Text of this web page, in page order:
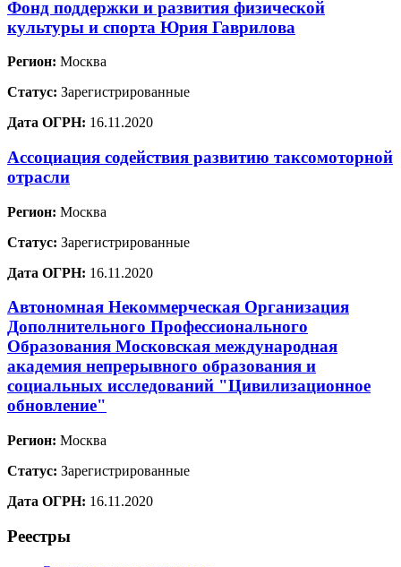
Фонд поддержки и развития физической
культуры и спорта Юрия Гаврилова
Регион: Москва
Статус: Зарегистрированные
Дата ОГРН: 16.11.2020
Ассоциация содействия развитию таксомоторной
отрасли
Регион: Москва
Статус: Зарегистрированные
Дата ОГРН: 16.11.2020
Автономная Некоммерческая Организация
Дополнительного Профессионального
Образования Московская международная
академия непрерывного образования и
социальных исследований "Цивилизационное
обновление"
Регион: Москва
Статус: Зарегистрированные
Дата ОГРН: 16.11.2020
Реестры